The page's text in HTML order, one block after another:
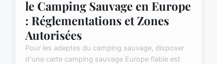
le Camping Sauvage en Europe
: Réglementations et Zones
Autorisées
Pour les adeptes du camping sauvage, disposer
d'une carte camping sauvage Europe fiable est